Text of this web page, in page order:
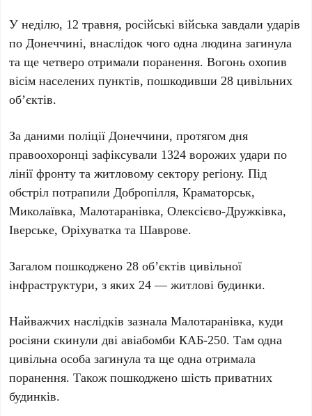
У неділю, 12 травня, російські війська завдали ударів
поДонеччині, внаслідок чогоодна людина загинула
та щечетверо отримали поранення. Вогонь охопив
вісім населених пунктів, пошкодивши28 цивільних
об’єктів.
За данимиполіції Донеччини, протягом дня
правоохоронці зафіксували 1324 ворожих удари по
лінії фронту та житловому сектору регіону. Під
обстріл потрапилиДобропілля, Краматорськ,
Миколаївка, Малотаранівка, Олексієво-Дружківка,
Іверське, Оріхуватка та Шаврове.
Загалом пошкоджено28 об’єктів цивільної
інфраструктури, з яких24 — житлові будинки.
Найважчих наслідків зазналаМалотаранівка, куди
росіяни скинулидві авіабомби КАБ-250. Тамодна
цивільна особа загинула та щеодна отримала
поранення. Також пошкодженошість приватних
будинків.